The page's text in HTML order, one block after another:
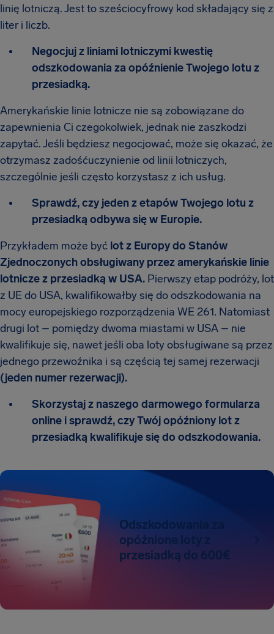
linię lotniczą. Jest to sześciocyfrowy kod składający się z
liter i liczb.
Negocjuj z liniami lotniczymi kwestię
odszkodowania za opóźnienie Twojego lotu z
przesiadką.
Amerykańskie linie lotnicze nie są zobowiązane do
zapewnienia Ci czegokolwiek, jednak nie zaszkodzi
zapytać. Jeśli będziesz negocjować, może się okazać, że
otrzymasz zadośćuczynienie od linii lotniczych,
szczególnie jeśli często korzystasz z ich usług.
Sprawdź, czy jeden z etapów Twojego lotu z
przesiadką odbywa się w Europie.
Przykładem może być lot z Europy do Stanów
Zjednoczonych obsługiwany przez amerykańskie linie
lotnicze z przesiadką w USA. Pierwszy etap podróży, lot
z UE do USA, kwalifikowałby się do odszkodowania na
mocy europejskiego rozporządzenia WE 261. Natomiast
drugi lot – pomiędzy dwoma miastami w USA – nie
kwalifikuje się, nawet jeśli oba loty obsługiwane są przez
jednego przewoźnika i są częścią tej samej rezerwacji
(jeden numer rezerwacji).
Skorzystaj z naszego darmowego formularza
online i sprawdź, czy Twój opóźniony lot z
przesiadką kwalifikuje się do odszkodowania.
Odszkodowania za
opóźnione loty z
przesiadką do 600€